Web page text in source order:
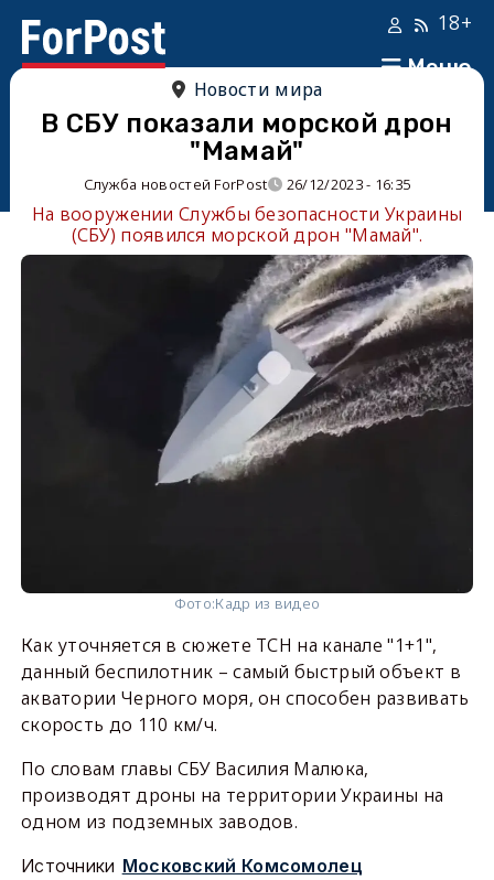
Меню
18+
Новости мира
В СБУ показали морской дрон
"Мамай"
Служба новостей ForPost 26/12/2023 - 16:35
На вооружении Службы безопасности Украины
(СБУ) появился морской дрон "Мамай".
Фото:Кадр из видео
Как уточняется в сюжете ТСН на канале "1+1",
данный беспилотник – самый быстрый объект в
акватории Черного моря, он способен развивать
скорость до 110 км/ч.
По словам главы СБУ Василия Малюка,
производят дроны на территории Украины на
одном из подземных заводов.
Источники Московский Комсомолец